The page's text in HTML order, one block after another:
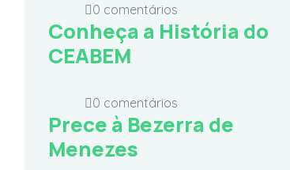
0 comentários
Conheça a História do
CEABEM
0 comentários
Prece à Bezerra de
Menezes